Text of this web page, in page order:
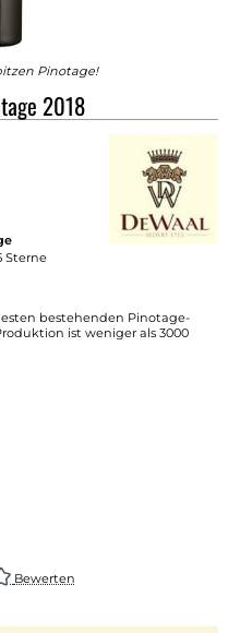
Pinotage!
2018
Sterne
bestehenden Pinotage-
ist weniger als 3000
Bewerten